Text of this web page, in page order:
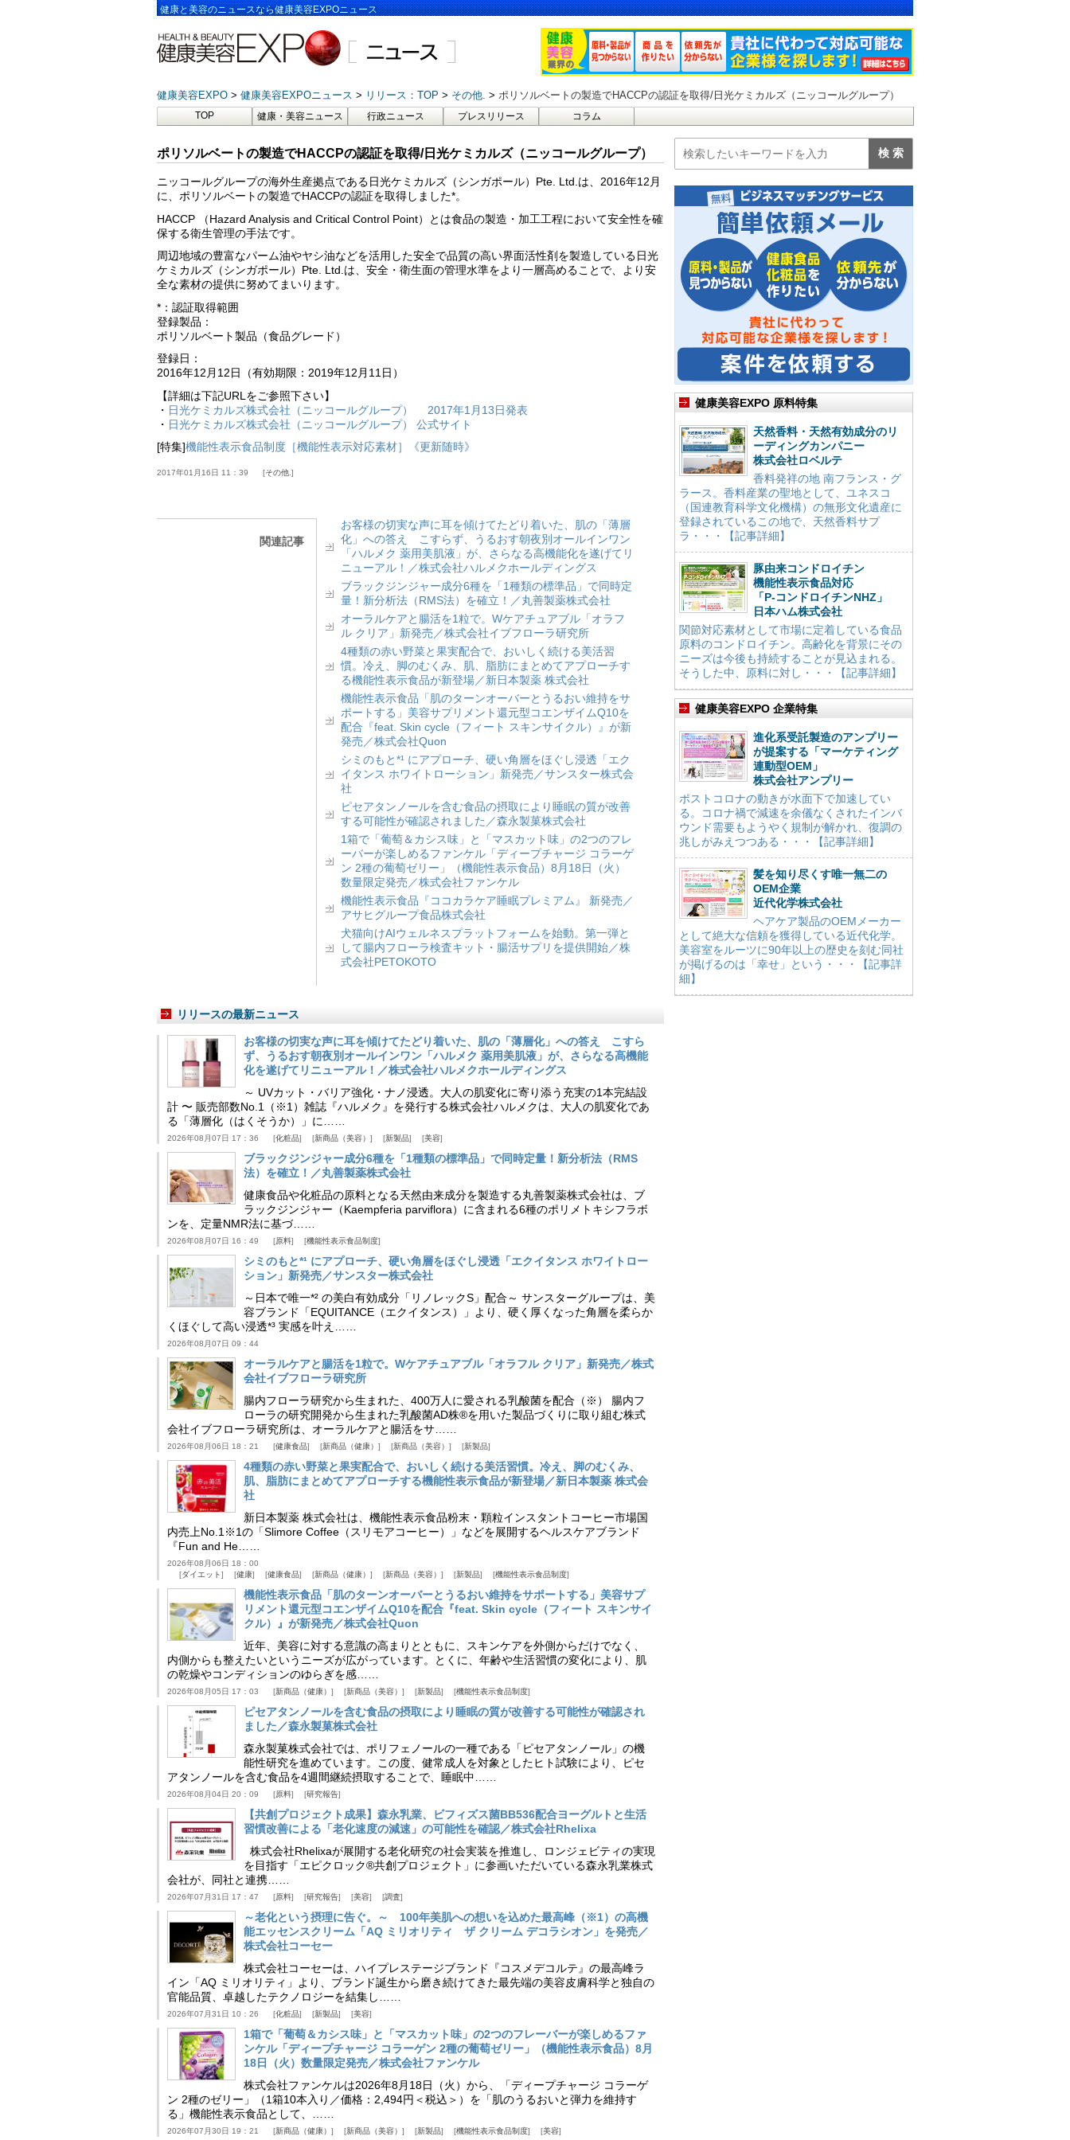
健康と美容のニュースなら健康美容EXPOニュース
健康美容EXPO 健康美容EXPOニュース リリース：TOP その他. ポリソルベートの製造でHACCPの認証を取得/日光ケミカルズ（ニッコールグループ）
TOP 健康・美容ニュース 行政ニュース プレスリリース コラム
ポリソルベートの製造でHACCPの認証を取得/日光ケミカルズ（ニッコールグループ）
ニッコールグループの海外生産拠点である日光ケミカルズ（シンガポール）Pte. Ltd.は、2016年12月
に、ポリソルベートの製造でHACCPの認証を取得しました*。
HACCP （Hazard Analysis and Critical Control Point）とは食品の製造・加工工程において安全性を確
保する衛生管理の手法です。
周辺地域の豊富なパーム油やヤシ油などを活用した安全で品質の高い界面活性剤を製造している日光
ケミカルズ（シンガポール）Pte. Ltd.は、安全・衛生面の管理水準をより一層高めることで、より安
全な素材の提供に努めてまいります。
*：認証取得範囲
登録製品：
ポリソルベート製品（食品グレード）
登録日：
2016年12月12日（有効期限：2019年12月11日）
【詳細は下記URLをご参照下さい】
・ 日光ケミカルズ株式会社（ニッコールグループ） 2017年1月13日発表
・ 日光ケミカルズ株式会社（ニッコールグループ） 公式サイト
[特集]機能性表示食品制度［機能性表示対応素材］《更新随時》
2017年01月16日 11：39 その他.
関連記事
お客様の切実な声に耳を傾けてたどり着いた、肌の「薄層
化」への答え こすらず、うるおす朝夜別オールインワン
「ハルメク 薬用美肌液」が、さらなる高機能化を遂げてリ
ニューアル！／株式会社ハルメクホールディングス
ブラックジンジャー成分6種を「1種類の標準品」で同時定
量！新分析法（RMS法）を確立！／丸善製薬株式会社
オーラルケアと腸活を1粒で。Wケアチュアブル「オラフ
ル クリア」新発売／株式会社イブフローラ研究所
4種類の赤い野菜と果実配合で、おいしく続ける美活習
慣。冷え、脚のむくみ、肌、脂肪にまとめてアプローチす
る機能性表示食品が新登場／新日本製薬 株式会社
機能性表示食品「肌のターンオーバーとうるおい維持をサ
ポートする」美容サプリメント還元型コエンザイムQ10を
配合『feat. Skin cycle（フィート スキンサイクル）』が新
発売／株式会社Quon
シミのもと*¹ にアプローチ、硬い角層をほぐし浸透「エク
イタンス ホワイトローション」新発売／サンスター株式会
社
ピセアタンノールを含む食品の摂取により睡眠の質が改善
する可能性が確認されました／森永製菓株式会社
1箱で「葡萄＆カシス味」と「マスカット味」の2つのフレ
ーバーが楽しめるファンケル「ディープチャージ コラーゲ
ン 2種の葡萄ゼリー」（機能性表示食品）8月18日（火）
数量限定発売／株式会社ファンケル
機能性表示食品『ココカラケア睡眠プレミアム』 新発売／
アサヒグループ食品株式会社
犬猫向けAIウェルネスプラットフォームを始動。第一弾と
して腸内フローラ検査キット・腸活サプリを提供開始／株
式会社PETOKOTO
リリースの最新ニュース
お客様の切実な声に耳を傾けてたどり着いた、肌の「薄層化」への答え こすら
ず、うるおす朝夜別オールインワン「ハルメク 薬用美肌液」が、さらなる高機能
化を遂げてリニューアル！／株式会社ハルメクホールディングス
～ UVカット・バリア強化・ナノ浸透。大人の肌変化に寄り添う充実の1本完結設
計 〜 販売部数No.1（※1）雑誌『ハルメク』を発行する株式会社ハルメクは、大人の肌変化であ
る「薄層化（はくそうか）」に……
2026年08月07日 17：36 化粧品 新商品（美容） 新製品 美容
ブラックジンジャー成分6種を「1種類の標準品」で同時定量！新分析法（RMS
法）を確立！／丸善製薬株式会社
健康食品や化粧品の原料となる天然由来成分を製造する丸善製薬株式会社は、ブ
ラックジンジャー（Kaempferia parviflora）に含まれる6種のポリメトキシフラボ
ンを、定量NMR法に基づ……
2026年08月07日 16：49 原料 機能性表示食品制度
シミのもと*¹ にアプローチ、硬い角層をほぐし浸透「エクイタンス ホワイトロー
ション」新発売／サンスター株式会社
～日本で唯一*² の美白有効成分「リノレックS」配合～ サンスターグループは、美
容ブランド「EQUITANCE（エクイタンス）」より、硬く厚くなった角層を柔らか
くほぐして高い浸透*³ 実感を叶え……
2026年08月07日 09：44
オーラルケアと腸活を1粒で。Wケアチュアブル「オラフル クリア」新発売／株式
会社イブフローラ研究所
腸内フローラ研究から生まれた、400万人に愛される乳酸菌を配合（※） 腸内フ
ローラの研究開発から生まれた乳酸菌AD株®を用いた製品づくりに取り組む株式
会社イブフローラ研究所は、オーラルケアと腸活をサ……
2026年08月06日 18：21 健康食品 新商品（健康） 新商品（美容） 新製品
4種類の赤い野菜と果実配合で、おいしく続ける美活習慣。冷え、脚のむくみ、
肌、脂肪にまとめてアプローチする機能性表示食品が新登場／新日本製薬 株式会
社
新日本製薬 株式会社は、機能性表示食品粉末・顆粒インスタントコーヒー市場国
内売上No.1※1の「Slimore Coffee（スリモアコーヒー）」などを展開するヘルスケアブランド
『Fun and He……
2026年08月06日 18：00
ダイエット
健康 健康食品 新商品（健康） 新商品（美容） 新製品 機能性表示食品制度
機能性表示食品「肌のターンオーバーとうるおい維持をサポートする」美容サプ
リメント還元型コエンザイムQ10を配合『feat. Skin cycle（フィート スキンサイ
クル）』が新発売／株式会社Quon
近年、美容に対する意識の高まりとともに、スキンケアを外側からだけでなく、
内側からも整えたいというニーズが広がっています。とくに、年齢や生活習慣の変化により、肌
の乾燥やコンディションのゆらぎを感……
2026年08月05日 17：03 新商品（健康） 新商品（美容） 新製品 機能性表示食品制度
ピセアタンノールを含む食品の摂取により睡眠の質が改善する可能性が確認され
ました／森永製菓株式会社
森永製菓株式会社では、ポリフェノールの一種である「ピセアタンノール」の機
能性研究を進めています。この度、健常成人を対象としたヒト試験により、ピセ
アタンノールを含む食品を4週間継続摂取することで、睡眠中……
2026年08月04日 20：09 原料 研究報告
【共創プロジェクト成果】森永乳業、ビフィズス菌BB536配合ヨーグルトと生活
習慣改善による「老化速度の減速」の可能性を確認／株式会社Rhelixa
株式会社Rhelixaが展開する老化研究の社会実装を推進し、ロンジェビティの実現
を目指す「エピクロック®共創プロジェクト」に参画いただいている森永乳業株式
会社が、同社と連携……
2026年07月31日 17：47 原料 研究報告 美容 調査
～老化という摂理に告ぐ。～ 100年美肌への想いを込めた最高峰（※1）の高機
能エッセンスクリーム「AQ ミリオリティ ザ クリーム デコラシオン」を発売／
株式会社コーセー
株式会社コーセーは、ハイプレステージブランド『コスメデコルテ』の最高峰ラ
イン「AQ ミリオリティ」より、ブランド誕生から磨き続けてきた最先端の美容皮膚科学と独自の
官能品質、卓越したテクノロジーを結集し……
2026年07月31日 10：26 化粧品 新製品 美容
1箱で「葡萄＆カシス味」と「マスカット味」の2つのフレーバーが楽しめるファ
ンケル「ディープチャージ コラーゲン 2種の葡萄ゼリー」（機能性表示食品）8月
18日（火）数量限定発売／株式会社ファンケル
株式会社ファンケルは2026年8月18日（火）から、「ディープチャージ コラーゲ
ン 2種のゼリー」（1箱10本入り／価格：2,494円＜税込＞）を「肌のうるおいと弾力を維持す
る」機能性表示食品として、……
2026年07月30日 19：21 新商品（健康） 新商品（美容） 新製品 機能性表示食品制度 美容
健康美容EXPO 原料特集
天然香料・天然有効成分のリ
ーディングカンパニー
株式会社ロベルテ
香料発祥の地 南フランス・グ
ラース。香料産業の聖地として、ユネスコ
（国連教育科学文化機構）の無形文化遺産に
登録されているこの地で、天然香料サプ
ラ・・・【記事詳細】
豚由来コンドロイチン
機能性表示食品対応
「P-コンドロイチンNHZ」
日本ハム株式会社
関節対応素材として市場に定着している食品
原料のコンドロイチン。高齢化を背景にその
ニーズは今後も持続することが見込まれる。
そうした中、原料に対し・・・【記事詳細】
健康美容EXPO 企業特集
進化系受託製造のアンプリー
が提案する「マーケティング
連動型OEM」
株式会社アンプリー
ポストコロナの動きが水面下で加速してい
る。コロナ禍で減速を余儀なくされたインバ
ウンド需要もようやく規制が解かれ、復調の
兆しがみえつつある・・・【記事詳細】
髪を知り尽くす唯一無二の
OEM企業
近代化学株式会社
ヘアケア製品のOEMメーカー
として絶大な信頼を獲得している近代化学。
美容室をルーツに90年以上の歴史を刻む同社
が掲げるのは「幸せ」という・・・【記事詳
細】